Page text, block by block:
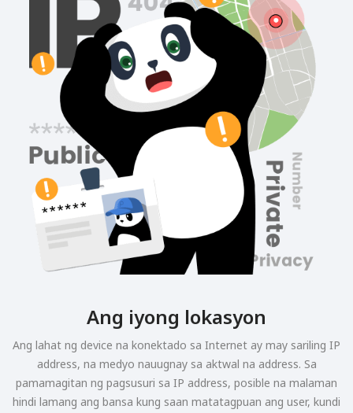
Ang iyong lokasyon
Ang lahat ng device na konektado sa Internet ay may sariling IP
address, na medyo nauugnay sa aktwal na address. Sa
pamamagitan ng pagsusuri sa IP address, posible na malaman
hindi lamang ang bansa kung saan matatagpuan ang user, kundi